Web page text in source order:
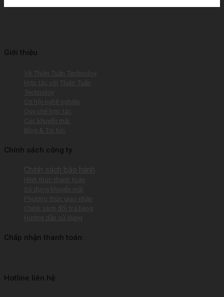
Giới thiệu
Về Thiên Tuấn Technoloy
Hợp tác với
Thiên Tuấn
Cơ hội nghề nghiệp
Quy chế hợp tác
Chính sách công ty
Chính sách bảo hành
Phương thức giao nhận
Chính sách đổi trả hàng
Hướng dẫn sử dụng
Chấp nhận thanh toán:
Hotline liên hệ: